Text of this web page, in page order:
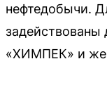
нефтедобычи.
задействованы
«ХИМПЕК» и